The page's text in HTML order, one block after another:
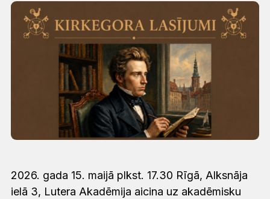
2026. gada 15. maijā plkst. 17.30 Rīgā, Alksnāja
ielā 3, Lutera Akadēmija aicina uz akadēmisku